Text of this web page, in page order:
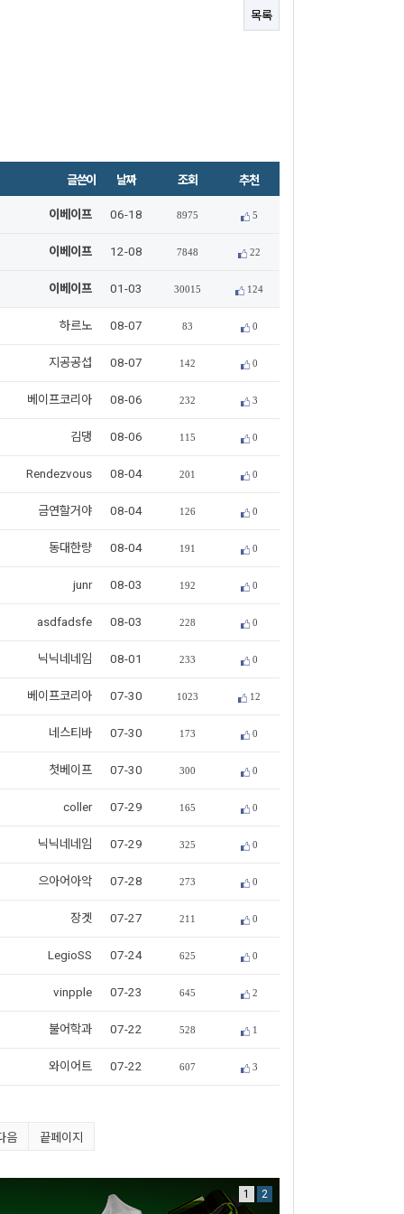
목록
글쓴이 날짜 조회 추천
이베이프 06-18 8975 5
이베이프 12-08 7848 22
이베이프 01-03 30015 124
하르노 08-07 83 0
지공공섭 08-07 142 0
베이프코리아 08-06 232 3
김댕 08-06 115 0
Rendezvous 08-04 201 0
금연할거야 08-04 126 0
동대한량 08-04 191 0
junr 08-03 192 0
asdfadsfe 08-03 228 0
닉닉네네임 08-01 233 0
베이프코리아 07-30 1023 12
네스티바 07-30 173 0
첫베이프 07-30 300 0
coller 07-29 165 0
닉닉네네임 07-29 325 0
으아어아악 07-28 273 0
장겟 07-27 211 0
LegioSS 07-24 625 0
vinpple 07-23 645 2
불어학과 07-22 528 1
와이어트 07-22 607 3
음 끝페이지
1 2